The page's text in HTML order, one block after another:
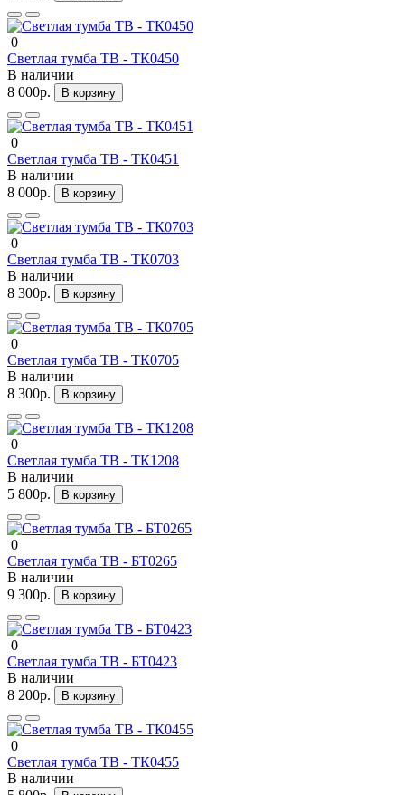
0
Светлая тумба ТВ - ТК0450
В наличии
8 000р.
В корзину
0
Светлая тумба ТВ - ТК0451
В наличии
8 000р.
В корзину
0
Светлая тумба ТВ - ТК0703
В наличии
8 300р.
В корзину
0
Светлая тумба ТВ - ТК0705
В наличии
8 300р.
В корзину
0
Светлая тумба ТВ - ТК1208
В наличии
5 800р.
В корзину
0
Светлая тумба ТВ - БТ0265
В наличии
9 300р.
В корзину
0
Светлая тумба ТВ - БТ0423
В наличии
8 200р.
В корзину
0
Светлая тумба ТВ - ТК0455
В наличии